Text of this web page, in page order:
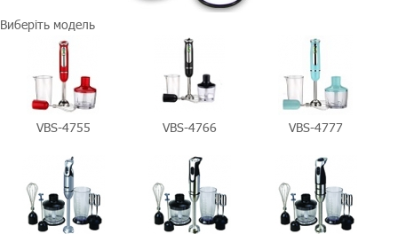
Виберіть модель
VBS-4755 VBS-4766 VBS-4777